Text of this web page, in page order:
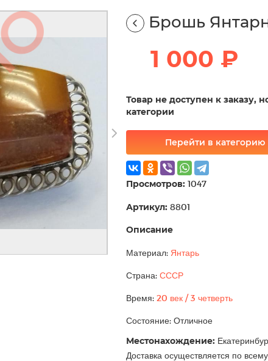
Брошь
1 000 ₽
Товар не доступен к заказу,
категории
Перейти в категорию
Просмотров: 1047
Артикул: 8801
Описание
Материал: Янтарь
Страна: СССР
Время: 20 век / 3 четверть
Состояние: Отличное
Местонахождение:
Доставка осуществляется по